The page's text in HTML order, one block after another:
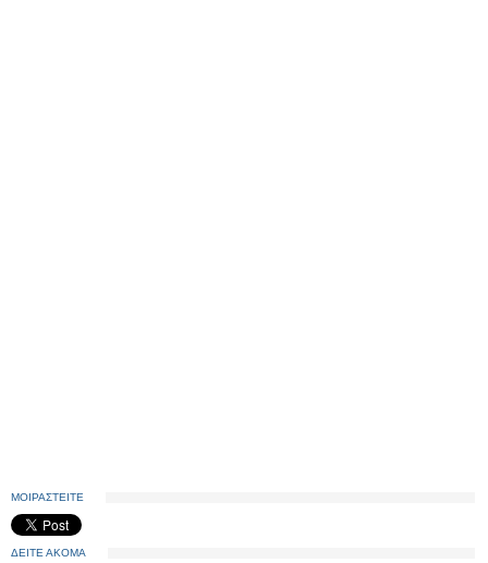
ΜΟΙΡΑΣΤΕΙΤΕ
ΔΕΙΤΕ ΑΚΟΜΑ